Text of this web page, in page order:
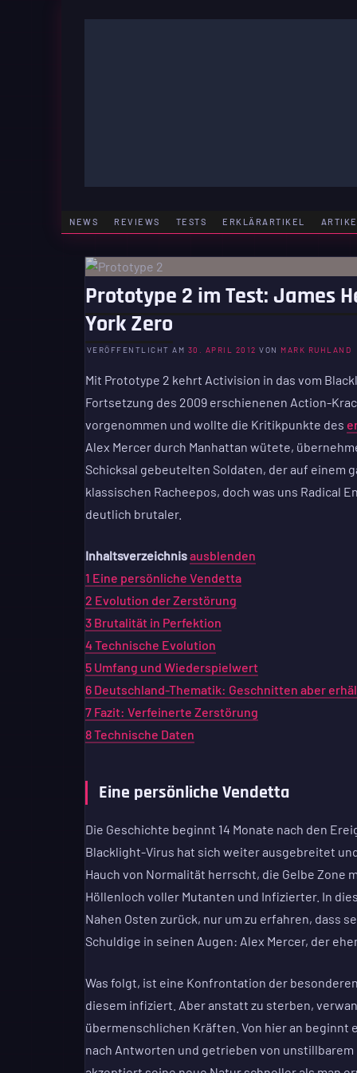
NEWS REVIEWS TESTS ERKLÄRARTIKEL
Prototype 2 im Test: James
York Zero
VERÖFFENTLICHT AM 30. APRIL 2012 VON MARK RUHLAND
Mit Prototype 2 kehrt Activision in das vom
Fortsetzung des 2009 erschienenen Action-
vorgenommen und wollte die Kritikpunkte des
Alex Mercer durch Manhattan wütete,
Schicksal gebeutelten Soldaten, der auf einem
klassischen Racheepos, doch was uns Radical
deutlich brutaler.
Inhaltsverzeichnisausblenden
1 Eine persönliche Vendetta
2 Evolution der Zerstörung
3 Brutalität in Perfektion
4Technische Evolution
5 Umfang und Wiederspielwert
6 Deutschland-Thematik: Geschnitten aber
7 Fazit: Verfeinerte Zerstörung
8Technische Daten
Eine persönliche Vendetta
Die Geschichte beginnt 14 Monate nach den
Blacklight-Virus hat sich weiter ausgebreitet
Hauch von Normalität herrscht, die Gelbe Zone
Höllenloch voller Mutanten und Infizierter. In
Nahen Osten zurück, nur um zu erfahren, dass
Schuldige in seinen Augen: Alex Mercer, der
Was folgt, ist eine Konfrontation der
diesem infiziert. Aber anstatt zu sterben,
übermenschlichen Kräften. Von hier an
nach Antworten und getrieben von